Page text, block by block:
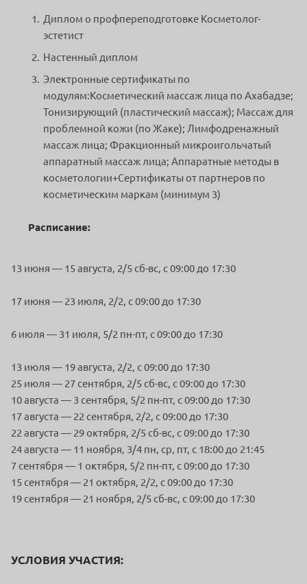
Диплом о профпереподготовке Косметолог-
эстетист
Настенный диплом
Электронные сертификаты по
модулям:Косметический массаж лица по Ахабадзе;
Тонизирующий (пластический массаж); Массаж для
проблемной кожи (по Жаке); Лимфодренажный
массаж лица; Фракционный микроигольчатый
аппаратный массаж лица; Аппаратные методы в
косметологии+Сертификаты от партнеров по
косметическим маркам (минимум 3)
Расписание:
13 июня — 15 августа, 2/5 сб-вс, c 09:00 до 17:30
17 июня — 23 июля, 2/2, c 09:00 до 17:30
6 июля — 31 июля, 5/2 пн-пт, c 09:00 до 17:30
13 июля — 19 августа, 2/2, c 09:00 до 17:30
25 июля — 27 сентября, 2/5 сб-вс, c 09:00 до 17:30
10 августа — 3 сентября, 5/2 пн-пт, c 09:00 до 17:30
17 августа — 22 сентября, 2/2, c 09:00 до 17:30
22 августа — 29 октября, 2/5 сб-вс, c 09:00 до 17:30
24 августа — 11 ноября, 3/4 пн, ср, пт, c 18:00 до 21:45
7 сентября — 1 октября, 5/2 пн-пт, c 09:00 до 17:30
15 сентября — 21 октября, 2/2, c 09:00 до 17:30
19 сентября — 21 ноября, 2/5 сб-вс, c 09:00 до 17:30
УСЛОВИЯ УЧАСТИЯ: